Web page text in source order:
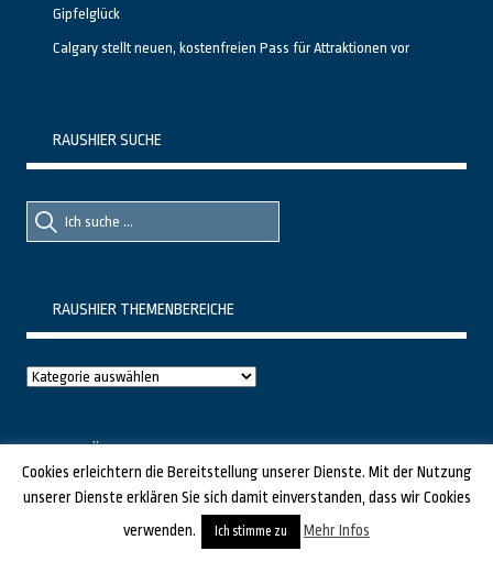
Gipfelglück
Calgary stellt neuen, kostenfreien Pass für Attraktionen vor
RAUSHIER SUCHE
Suche
nach::
Suche
nach:
RAUSHIER THEMENBEREICHE
Raushier
BEITRÄGE NACH DATUM
D
Cookies erleichtern die Bereitstellung unserer Dienste. Mit der Nutzung
unserer Dienste erklären Sie sich damit einverstanden, dass wir Cookies
verwenden.
Ich stimme zu Mehr Infos